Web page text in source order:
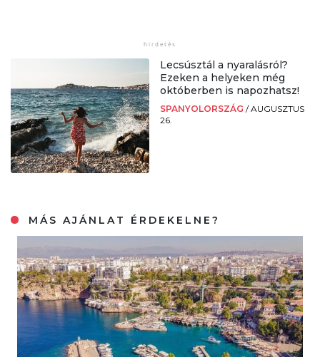
Lecsúsztál a nyaralásról?
Ezeken a helyeken még
októberben is napozhatsz!
SPANYOLORSZÁG /AUGUSZTUS
26.
MÁS AJÁNLAT ÉRDEKELNE?